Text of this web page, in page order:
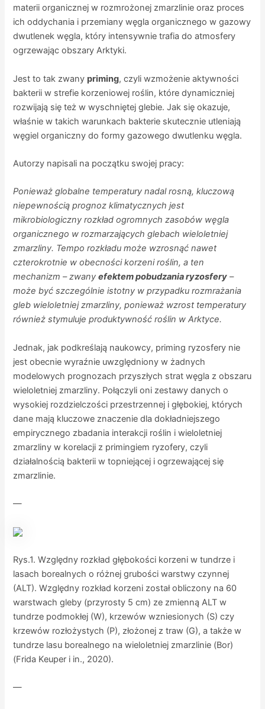
materii organicznej w rozmrożonej zmarzlinie oraz proces
ich oddychania i przemiany węgla organicznego w gazowy
dwutlenek węgla, który intensywnie trafia do atmosfery
ogrzewając obszary Arktyki.
Jest to tak zwany priming, czyli wzmożenie aktywności
bakterii w strefie korzeniowej roślin, które dynamiczniej
rozwijają się też w wyschniętej glebie. Jak się okazuje,
właśnie w takich warunkach bakterie skutecznie utleniają
węgiel organiczny do formy gazowego dwutlenku węgla.
Autorzy napisali na początku swojej pracy:
Ponieważ globalne temperatury nadal rosną, kluczową
niepewnością prognoz klimatycznych jest
mikrobiologiczny rozkład ogromnych zasobów węgla
organicznego w rozmarzających glebach wieloletniej
zmarzliny. Tempo rozkładu może wzrosnąć nawet
czterokrotnie w obecności korzeni roślin, a ten
mechanizm – zwanyefektem pobudzania ryzosfery –
może być szczególnie istotny w przypadku rozmrażania
gleb wieloletniej zmarzliny, ponieważ wzrost temperatury
również stymuluje produktywność roślin w Arktyce.
Jednak, jak podkreślają naukowcy, priming ryzosfery nie
jest obecnie wyraźnie uwzględniony w żadnych
modelowych prognozach przyszłych strat węgla z obszaru
wieloletniej zmarzliny. Połączyli oni zestawy danych o
wysokiej rozdzielczości przestrzennej i głębokiej, których
dane mają kluczowe znaczenie dla dokładniejszego
empirycznego zbadania interakcji roślin i wieloletniej
zmarzliny w korelacji z primingiem ryzofery, czyli
działalnością bakterii w topniejącej i ogrzewającej się
zmarzlinie.
—
Rys.1. Względny rozkład głębokości korzeni w tundrze i
lasach borealnych o różnej grubości warstwy czynnej
(ALT). Względny rozkład korzeni został obliczony na 60
warstwach gleby (przyrosty 5 cm) ze zmienną ALT w
tundrze podmokłej (W), krzewów wzniesionych (S) czy
krzewów rozłożystych (P), złożonej z traw (G), a także w
tundrze lasu borealnego na wieloletniej zmarzlinie (Bor)
(Frida Keuper i in., 2020).
—